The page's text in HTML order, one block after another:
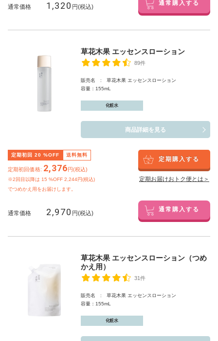
通常価格 1,320 円(税込) 通常購入する
草花木果 エッセンスローション
89件
販売名 : 草花木果 エッセンスローション
容量：155mL
化粧水
商品詳細を見る
定期初回 20 %OFF 送料無料
定期初回価格: 2,376円(税込)
※2回目以降は 15 %OFF 2,244円(税込)
でつめかえ用をお届けします。
定期購入する
定期お届けおトク便とは＞
通常価格 2,970 円(税込) 通常購入する
草花木果 エッセンスローション（つめ
かえ用）
31件
販売名 : 草花木果 エッセンスローション
容量：155mL
化粧水